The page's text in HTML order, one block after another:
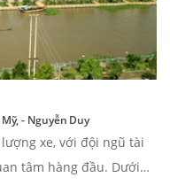
- Nguyễn Duy
xe, với đội ngũ tài
tâm hàng đầu. Dưới